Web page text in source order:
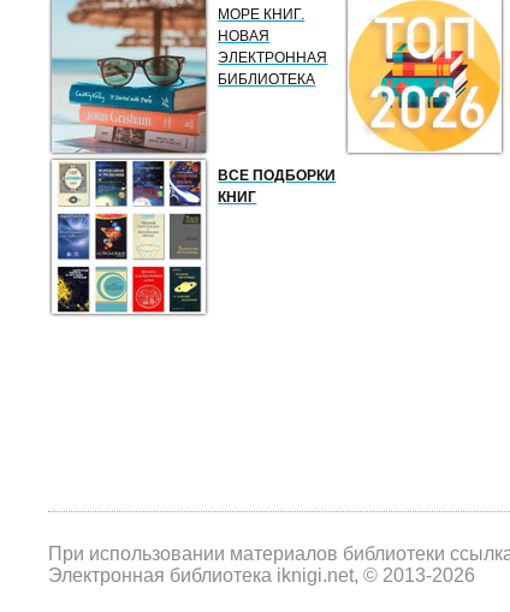
МОРЕ КНИГ.
НОВАЯ
ЭЛЕКТРОННАЯ
БИБЛИОТЕКА
ВСЕ ПОДБОРКИ
КНИГ
При использовании материалов библиотеки
Электронная библиотека iknigi.net, © 2013-2026